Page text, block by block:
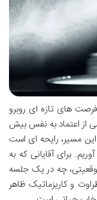
های تازه ای روبرو
از اعتماد به نفس بیش
مسیر، رایحه ای است
برای آقایانی که به
چه در یک جلسه
و کاریزماتیک ظاهر